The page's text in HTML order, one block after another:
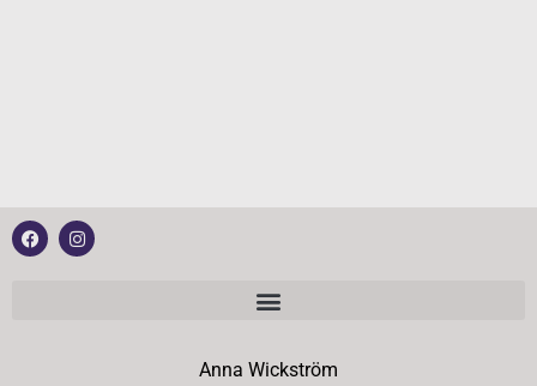
Anna Wickström